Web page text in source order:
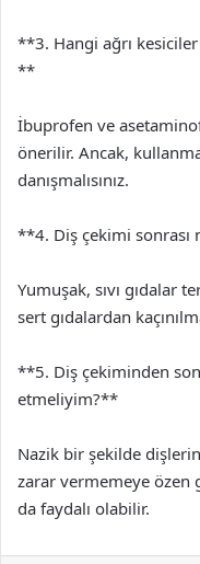
**3. Hangi ağrı
**
İbuprofen ve
önerilir. Ancak,
danışmalısınız.
**4. Diş çekimi
Yumuşak, sıvı gıdalar
sert gıdalardan
**5. Diş çekiminden
etmeliyim?**
Nazik bir şekilde
zarar vermemeye özen
da faydalı olabilir.